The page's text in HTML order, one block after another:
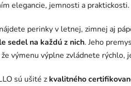
elegancie, jemnosti a praktickosti.
perinky v letnej, zimnej aj
sedel na každú z nich. Jeho
že výmenu výplne zvládnete rýchlo,
sú ušité z kvalitného